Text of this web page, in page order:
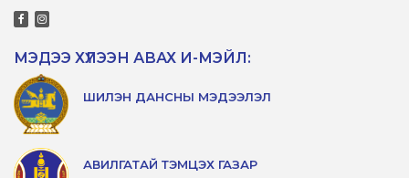
МЭДЭЭ ХҮЛЭЭН АВАХ И-МЭЙЛ:
ШИЛЭН ДАНСНЫ МЭДЭЭЛЭЛ
АВИЛГАТАЙ ТЭМЦЭХ ГАЗАР